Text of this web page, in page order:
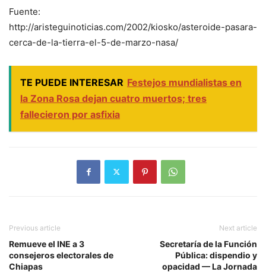
Fuente:
http://aristeguinoticias.com/2002/kiosko/asteroide-pasara-
cerca-de-la-tierra-el-5-de-marzo-nasa/
TE PUEDE INTERESAR Festejos mundialistas en
la Zona Rosa dejan cuatro muertos; tres
fallecieron por asfixia
Previous article
Remueve el INE a 3
consejeros electorales de
Chiapas
Next article
Secretaría de la Función
Pública: dispendio y
opacidad — La Jornada